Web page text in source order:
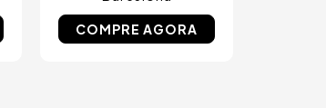
COMPRE AGORA